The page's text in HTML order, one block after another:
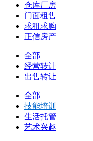
仓库厂房
门面租售
求租求购
正信房产
全部
经营转让
出售转让
全部
技能培训
生活托管
艺术兴趣